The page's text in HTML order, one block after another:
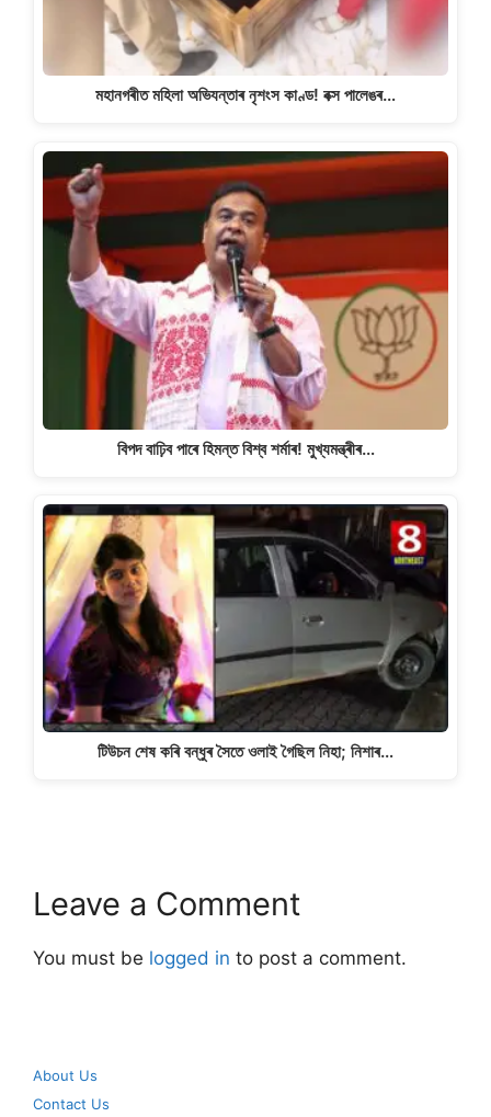
মহানগৰীত মহিলা অভিযন্তাৰ নৃশংস কাণ্ড! বক্স পালেঙৰ…
বিপদ বাঢ়িব পাৰে হিমন্ত বিশ্ব শৰ্মাৰ! মুখ্যমন্ত্ৰীৰ…
টিউচন শেষ কৰি বন্ধুৰ সৈতে ওলাই গৈছিল নিহা; নিশাৰ…
Leave a Comment
You must be logged in to post a comment.
About Us
Contact Us